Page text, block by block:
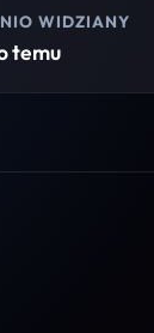
WIDZIANY
temu